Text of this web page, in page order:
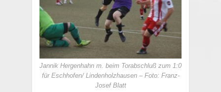
Jannik Hergenhahn m. beim Torabschluß zum 1:0
für Eschhofen/ Lindenholzhausen – Foto: Franz-
Josef Blatt